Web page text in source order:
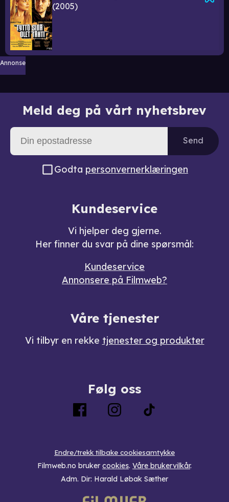
2005
Annonse
Meld deg på vårt nyhetsbrev
Send
Godta personvernerklæringen
Kundeservice
Vi hjelper deg gjerne.
Her finner du svar på dine spørsmål:
Kundeservice
Annonsere på Filmweb?
Våre tjenester
Vi tilbyr en rekke tjenester og produkter
Følg oss
Endre/trekk tilbake cookiesamtykke
Filmweb.no bruker cookies. Våre brukervilkår.
Adm. Dir: Harald Løbak Sæther